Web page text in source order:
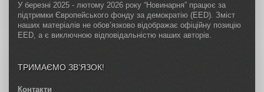
У березні 2025 - лютому 2026 року “Новинарня” працює за
підтримки Європейського фонду за демократію (EED). Зміст
наших матеріалів не обов’язково відображає офіційну позицію
EED, а є виключною відповідальністю наших авторів.
ТРИМАЄМО ЗВ’ЯЗОК!
Контакти